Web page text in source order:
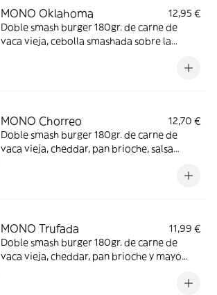
MONO Oklahoma
12,95 €
Doble smash burger 180gr. de carne de
vaca vieja, cebolla smashada sobre la
MONO Chorreo
12,70 €
Doble smash burger 180gr. de carne de
vaca vieja, cheddar, pan brioche, salsa
MONO Trufada
11,99 €
Doble smash burger 180gr. de carne de
vaca vieja, cheddar, pan brioche y mayo